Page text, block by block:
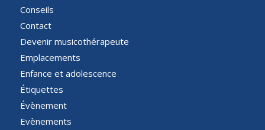
Conseils
Contact
Devenir musicothérapeute
Emplacements
Enfance et adolescence
Étiquettes
Évènement
Evènements